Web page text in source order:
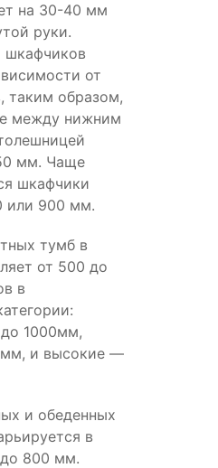
на 30-40 мм
руки.
шкафчиков
от
таким образом,
между нижним
мм. Чаще
шкафчики
или 900 мм.
тумб в
от 500 до
в
1000мм,
мм, и высокие —
и обеденных
в
800 мм.